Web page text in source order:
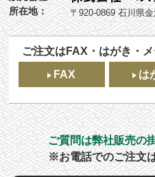
所在地：
〒920-0869 石川県
ご注文はFAX・はがき・
FAX
は
ご質問は弊社販売の
※お電話でのご注文